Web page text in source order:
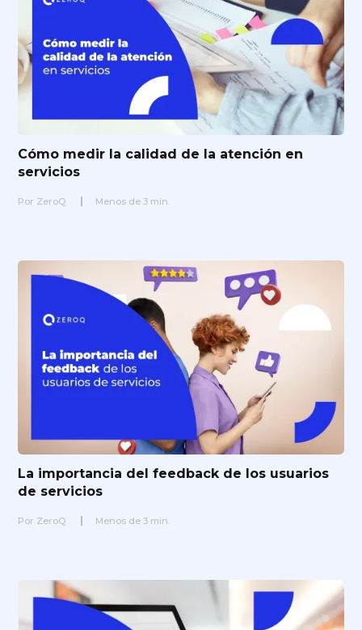
Cómo medir la calidad de la atención en
servicios
Por ZeroQ Menos de 3 min.
La importancia del feedback de los usuarios
de servicios
Por ZeroQ Menos de 3 min.